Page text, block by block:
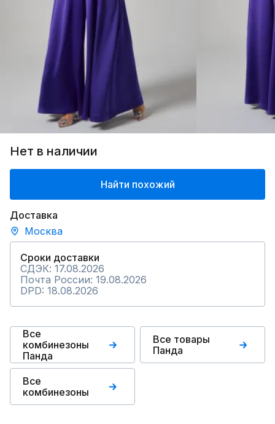
Нет в наличии
Найти похожий
Доставка
Москва
Сроки доставки
СДЭК: 17.08.2026
Почта России: 19.08.2026
DPD: 18.08.2026
Все
комбинезоны
Панда
Все товары
Панда
Все
комбинезоны